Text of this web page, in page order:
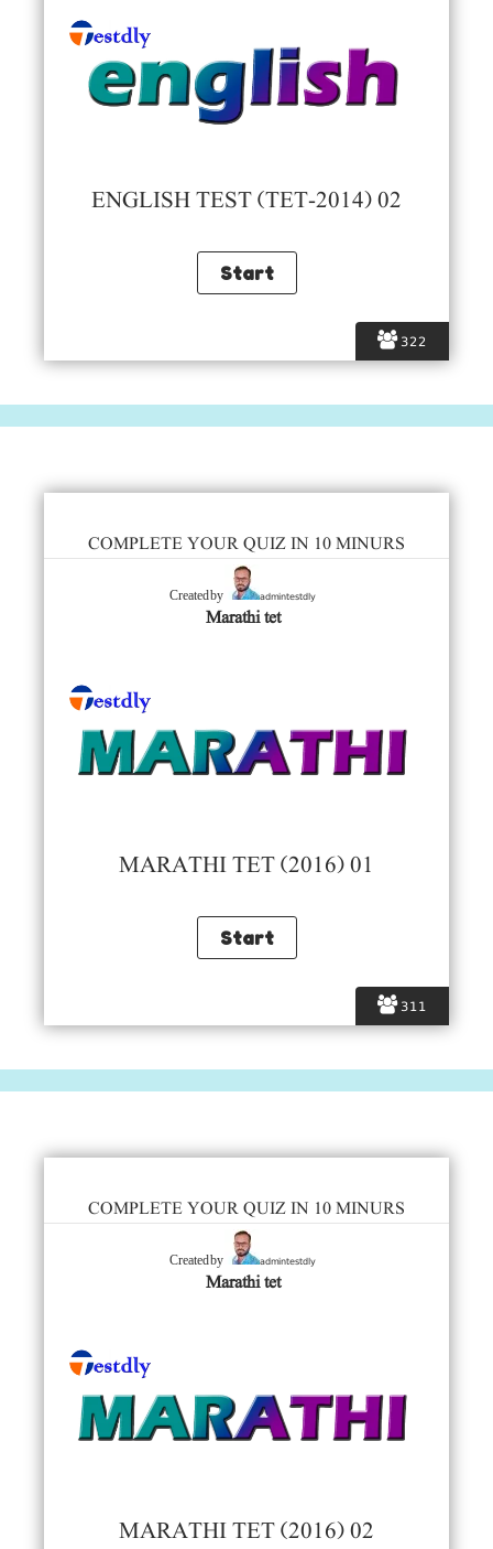
322
ENGLISH TEST (TET-2014) 02
311
COMPLETE YOUR QUIZ IN 10 MINURS
Created by admintestdly
Marathi tet
MARATHI TET (2016) 01
COMPLETE YOUR QUIZ IN 10 MINURS
Created by admintestdly
Marathi tet
MARATHI TET (2016) 02